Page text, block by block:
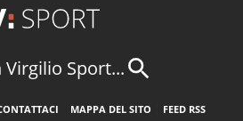
Virgilio Sport...
MAPPA DEL SITO
FEED RSS